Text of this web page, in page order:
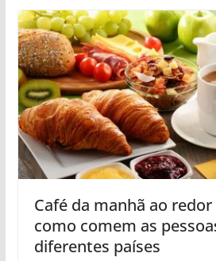
Café da manhã ao
como comem as
diferentes países